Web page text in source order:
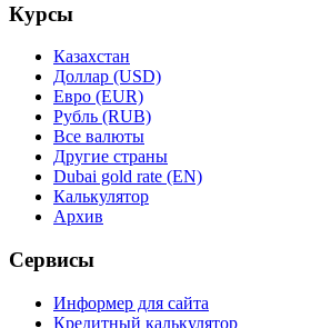
Курсы
Казахстан
Доллар (USD)
Евро (EUR)
Рубль (RUB)
Все валюты
Другие страны
Dubai gold rate (EN)
Калькулятор
Архив
Сервисы
Информер для сайта
Кредитный калькулятор